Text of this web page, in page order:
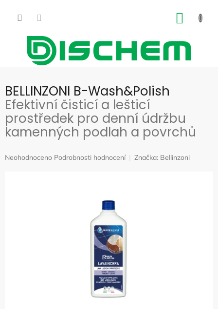
obsah
BELLINZONI B-Wash&Polish
Efektivní čisticí a lešticí
prostředek pro denní údržbu
kamenných podlah a povrchů
Průměrné
Neohodnoceno Podrobnosti hodnocení Značka: Bellinzoni